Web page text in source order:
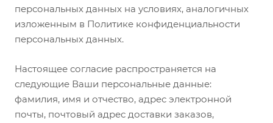
персональных данных на условиях, аналогичных
изложенным в Политике конфиденциальности
персональных данных.
Настоящее согласие распространяется на
следующие Ваши персональные данные:
фамилия, имя и отчество, адрес электронной
почты, почтовый адрес доставки заказов,